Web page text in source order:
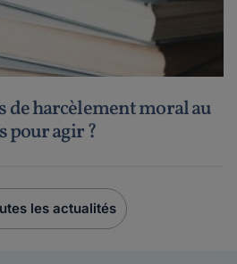
de harcèlement moral au
pour agir ?
les actualités